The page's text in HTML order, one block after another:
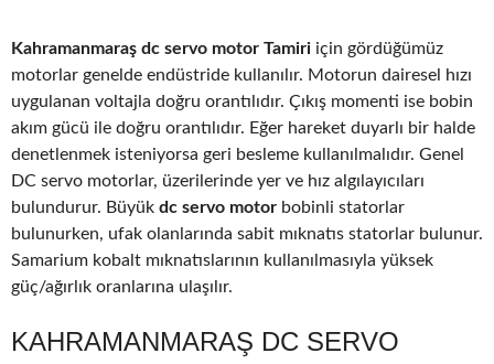
Kahramanmaraş dc servo motor Tamiri için gördüğümüz
motorlar genelde endüstride kullanılır. Motorun dairesel hızı
uygulanan voltajla doğru orantılıdır. Çıkış momenti ise bobin
akım gücü ile doğru orantılıdır. Eğer hareket duyarlı bir halde
denetlenmek isteniyorsa geri besleme kullanılmalıdır. Genel
DC servo motorlar, üzerilerinde yer ve hız algılayıcıları
bulundurur. Büyük dc servo motor bobinli statorlar
bulunurken, ufak olanlarında sabit mıknatıs statorlar bulunur.
Samarium kobalt mıknatıslarının kullanılmasıyla yüksek
güç/ağırlık oranlarına ulaşılır.
KAHRAMANMARAŞ DC SERVO